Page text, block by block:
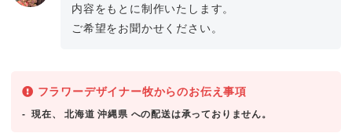
内容をもとに制作いたします。
ご希望をお聞かせください。
フラワーデザイナー牧からのお伝え事項
現在、 北海道 沖縄県 への配送は承っておりません。